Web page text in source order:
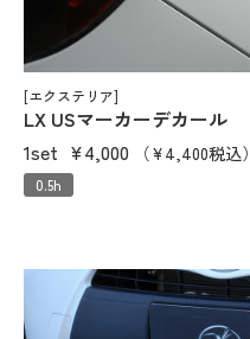
[エクステリア]
LX USマーカーデカール
1set ¥4,000 （¥4,400税込）
0.5h